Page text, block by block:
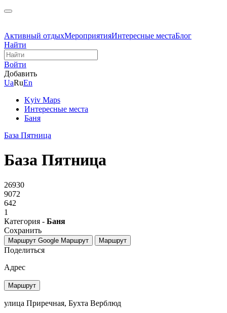
Активный отдыхМероприятияИнтересные местаБлог
Найти
Войти
Добавить
UaRuEn
Kyiv Maps
Интересные места
Баня
База Пятница
База Пятница
26930
9072
642
1
Категория - Баня
Сохранить
Маршрут Google Маршрут Маршрут
Поделиться
Адрес
Маршрут
улица Приречная, Бухта Верблюд